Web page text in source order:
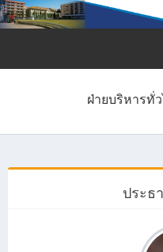
ฝ่ายบริหารทั่
ประธ